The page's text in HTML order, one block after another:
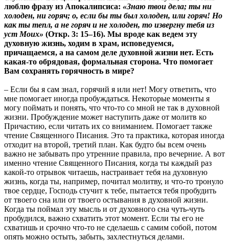
люблю фразу из Апокалипсиса: «Знаю твои дела; ты ни
холоден, ни горяч; о, если бы ты был холоден, или горяч! Но
как ты тепл, а не горяч и не холоден, то извергну тебя из
уст Моих» (Откр. 3: 15–16). Мы вроде как ведем эту
духовную жизнь, ходим в храм, исповедуемся,
причащаемся, а на самом деле духовной жизни нет. Есть
какая-то обрядовая, формальная сторона. Что помогает
Вам сохранять горячность в мире?
– Если бы я сам знал, горячий я или нет! Могу ответить, что
мне помогает иногда пробуждаться. Некоторые моменты я
могу поймать и понять, что что-то со мной не так в духовной
жизни. Пробуждение может наступить даже от молитв ко
Причастию, если читать их со вниманием. Помогает также
чтение Священного Писания. Это та практика, которая иногда
отходит на второй, третий план. Как будто бы всем очень
важно не забывать про утренние правила, про вечерние. А вот
именно чтение Священного Писания, когда ты каждый раз
какой-то отрывок читаешь, настраивает тебя на духовную
жизнь, когда ты, например, почитал молитву, и что-то тронуло
твое сердце, Господь стучит к тебе, пытается тебя пробудить
от твоего сна или от твоего остывания в духовной жизни.
Когда ты поймал эту мысль и от духовного сна чуть-чуть
пробудился, важно схватить этот момент. Если ты его не
схватишь и срочно что-то не сделаешь с самим собой, потом
опять можно остыть, забыть, захлестнуться делами.